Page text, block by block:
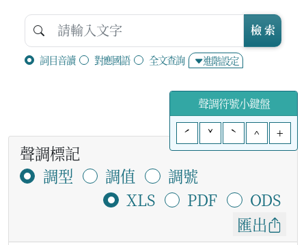
詞目音讀 對應國語 全文查詢 進階設定
檢 索
聲調符號小鍵盤
ˊ
ˇ ˋ ^ +
聲調標記
調型
調值
調號
XLS
PDF
ODS
匯出